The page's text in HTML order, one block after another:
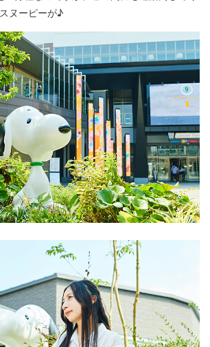
ヌーピーが♪